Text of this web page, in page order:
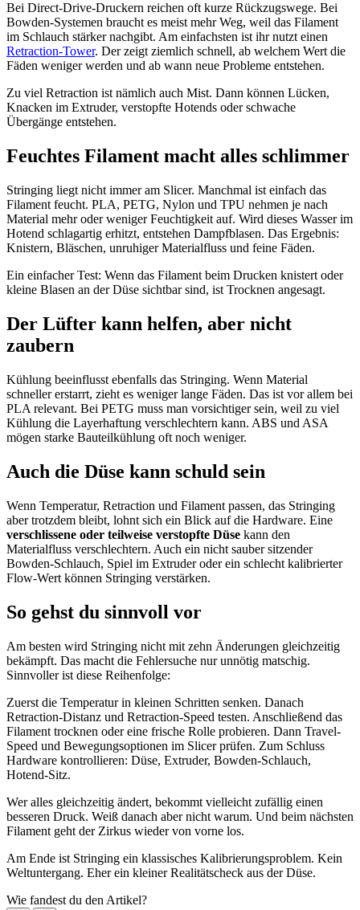
Bei Direct-Drive-Druckern reichen oft kurze Rückzugswege. Bei
Bowden-Systemen braucht es meist mehr Weg, weil das Filament
im Schlauch stärker nachgibt. Am einfachsten ist ihr nutzt einen
Retraction-Tower. Der zeigt ziemlich schnell, ab welchem Wert die
Fäden weniger werden und ab wann neue Probleme entstehen.
Zu viel Retraction ist nämlich auch Mist. Dann können Lücken,
Knacken im Extruder, verstopfte Hotends oder schwache
Übergänge entstehen.
Feuchtes Filament macht alles schlimmer
Stringing liegt nicht immer am Slicer. Manchmal ist einfach das
Filament feucht. PLA, PETG, Nylon und TPU nehmen je nach
Material mehr oder weniger Feuchtigkeit auf. Wird dieses Wasser im
Hotend schlagartig erhitzt, entstehen Dampfblasen. Das Ergebnis:
Knistern, Bläschen, unruhiger Materialfluss und feine Fäden.
Ein einfacher Test: Wenn das Filament beim Drucken knistert oder
kleine Blasen an der Düse sichtbar sind, ist Trocknen angesagt.
Der Lüfter kann helfen, aber nicht
zaubern
Kühlung beeinflusst ebenfalls das Stringing. Wenn Material
schneller erstarrt, zieht es weniger lange Fäden. Das ist vor allem bei
PLA relevant. Bei PETG muss man vorsichtiger sein, weil zu viel
Kühlung die Layerhaftung verschlechtern kann. ABS und ASA
mögen starke Bauteilkühlung oft noch weniger.
Auch die Düse kann schuld sein
Wenn Temperatur, Retraction und Filament passen, das Stringing
aber trotzdem bleibt, lohnt sich ein Blick auf die Hardware. Eine
verschlissene oder teilweise verstopfte Düse kann den
Materialfluss verschlechtern. Auch ein nicht sauber sitzender
Bowden-Schlauch, Spiel im Extruder oder ein schlecht kalibrierter
Flow-Wert können Stringing verstärken.
So gehst du sinnvoll vor
Am besten wird Stringing nicht mit zehn Änderungen gleichzeitig
bekämpft. Das macht die Fehlersuche nur unnötig matschig.
Sinnvoller ist diese Reihenfolge:
Zuerst die Temperatur in kleinen Schritten senken. Danach
Retraction-Distanz und Retraction-Speed testen. Anschließend das
Filament trocknen oder eine frische Rolle probieren. Dann Travel-
Speed und Bewegungsoptionen im Slicer prüfen. Zum Schluss
Hardware kontrollieren: Düse, Extruder, Bowden-Schlauch,
Hotend-Sitz.
Wer alles gleichzeitig ändert, bekommt vielleicht zufällig einen
besseren Druck. Weiß danach aber nicht warum. Und beim nächsten
Filament geht der Zirkus wieder von vorne los.
Am Ende ist Stringing ein klassisches Kalibrierungsproblem. Kein
Weltuntergang. Eher ein kleiner Realitätscheck aus der Düse.
Wie fandest du den Artikel?